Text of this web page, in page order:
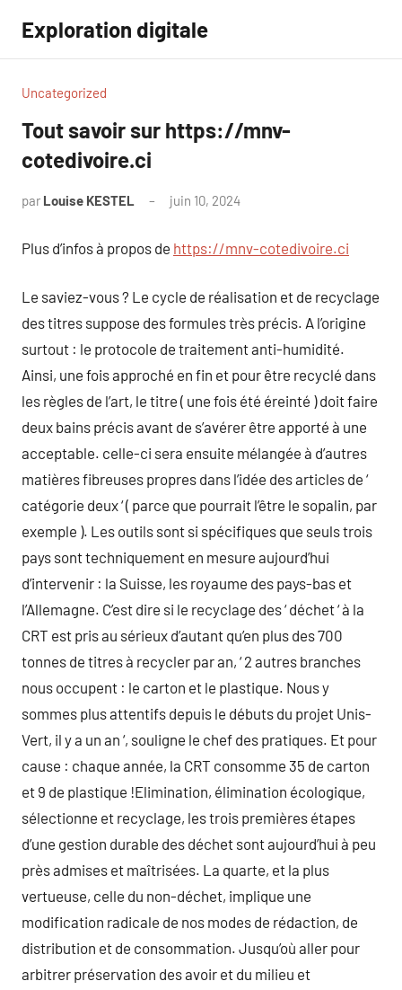
contenu
Exploration digitale
Uncategorized
Tout savoir sur https://mnv-
cotedivoire.ci
par Louise KESTEL juin 10, 2024
Plus d’infos à propos de https://mnv-cotedivoire.ci
Le saviez-vous ? Le cycle de réalisation et de recyclage
des titres suppose des formules très précis. A l’origine
surtout : le protocole de traitement anti-humidité.
Ainsi, une fois approché en fin et pour être recyclé dans
les règles de l’art, le titre ( une fois été éreinté ) doit faire
deux bains précis avant de s’avérer être apporté à une
acceptable. celle-ci sera ensuite mélangée à d’autres
matières fibreuses propres dans l’idée des articles de ‘
catégorie deux ‘ ( parce que pourrait l’être le sopalin, par
exemple ). Les outils sont si spécifiques que seuls trois
pays sont techniquement en mesure aujourd’hui
d’intervenir : la Suisse, les royaume des pays-bas et
l’Allemagne. C’est dire si le recyclage des ‘ déchet ‘ à la
CRT est pris au sérieux d’autant qu’en plus des 700
tonnes de titres à recycler par an, ‘ 2 autres branches
nous occupent : le carton et le plastique. Nous y
sommes plus attentifs depuis le débuts du projet Unis-
Vert, il y a un an ‘, souligne le chef des pratiques. Et pour
cause : chaque année, la CRT consomme 35 de carton
et 9 de plastique !Elimination, élimination écologique,
sélectionne et recyclage, les trois premières étapes
d’une gestion durable des déchet sont aujourd’hui à peu
près admises et maîtrisées. La quarte, et la plus
vertueuse, celle du non-déchet, implique une
modification radicale de nos modes de rédaction, de
distribution et de consommation. Jusqu’où aller pour
arbitrer préservation des avoir et du milieu et